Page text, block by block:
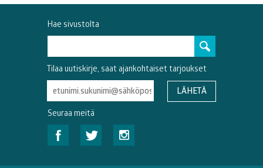
Hae sivustolta
Tilaa uutiskirje, saat ajankohtaiset tarjoukset
Seuraa meitä